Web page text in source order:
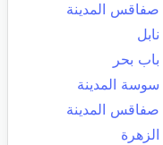
صفاقس المدينة
نابل
باب بحر
سوسة المدينة
صفاقس المدينة
الزهرة